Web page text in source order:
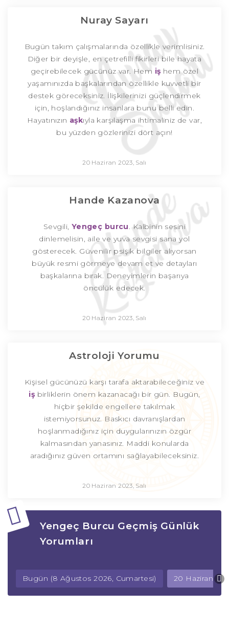
Nuray Sayarı
Bugün takım çalışmalarında özellikle verimlisiniz.
Diğer bir deyişle, en çetrefilli fikirleri bile hayata
geçirebilecek gücünüz var. Hem iş hem özel
yaşamınızda başkalarından özellikle kuvvetli bir
destek göreceksiniz. İlişkilerinizi güçlendirmek
için, hoşlandığınız insanlara bunu belli edin.
Hayatınızın aşkıyla karşılaşma ihtimaliniz de var,
bu yüzden gözlerinizi dört açın!
20 Haziran 2023, Salı
Hande Kazanova
Sevgili, Yengeç burcu. Kalbinin sesini
dinlemelisin, aile ve yuva sevgisi sana yol
gösterecek. Güvenilir psişik bilgiler alıyorsan
büyük resmi görmeye devam et ve detayları
başkalarına bırak. Deneyimlerin başarıya
öncülük edecek.
20 Haziran 2023, Salı
Astroloji Yorumu
Kişisel gücünüzü karşı tarafa aktarabileceğiniz ve
iş birliklerin önem kazanacağı bir gün. Bugün,
hiçbir şekilde engellere takılmak
istemiyorsunuz. Baskıcı davranışlardan
hoşlanmadığınız için duygularınızın özgür
kalmasından yanasınız. Maddi konularda
aradığınız güven ortamını sağlayabileceksiniz.
20 Haziran 2023, Salı
Yengeç Burcu Geçmiş Günlük
Yorumları
Bugün (8 Ağustos 2026, Cumartesi) 20 Haziran